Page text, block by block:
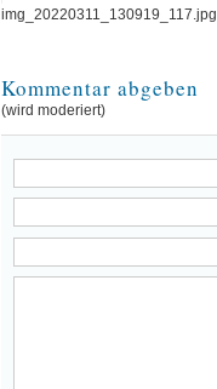
img_20220311_130919_117.jpg
Kommentar abgeben
(wird moderiert)